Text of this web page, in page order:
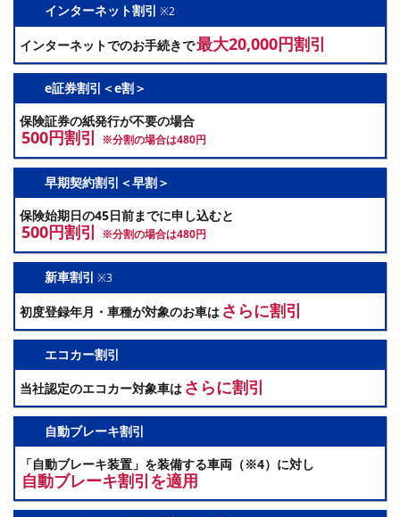
インターネット割引 ※2
インターネットでのお手続きで最大20,000円割引
e証券割引＜e割＞
保険証券の紙発行が不要の場合
500円割引 ※分割の場合は480円
早期契約割引＜早割＞
保険始期日の45日前までに申し込むと
500円割引 ※分割の場合は480円
新車割引 ※3
初度登録年月・車種が対象のお車は さらに割引
エコカー割引
当社認定のエコカー対象車は さらに割引
自動ブレーキ割引
「自動ブレーキ装置」を装備する車両（※4）に対し
自動ブレーキ割引を適用